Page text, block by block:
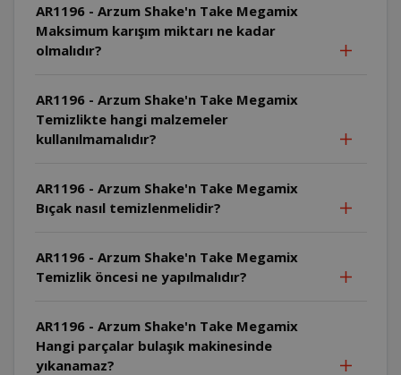
AR1196 - Arzum Shake'n Take Megamix
Maksimum karışım miktarı ne kadar
olmalıdır?
AR1196 - Arzum Shake'n Take Megamix
Temizlikte hangi malzemeler
kullanılmamalıdır?
AR1196 - Arzum Shake'n Take Megamix
Bıçak nasıl temizlenmelidir?
AR1196 - Arzum Shake'n Take Megamix
Temizlik öncesi ne yapılmalıdır?
AR1196 - Arzum Shake'n Take Megamix
Hangi parçalar bulaşık makinesinde
yıkanamaz?